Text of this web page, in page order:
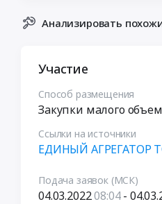
Анализировать
Участие
Способ размещения
Закупки малого
Ссылки на источники
ЕДИНЫЙ АГРЕГАТОР
Подача заявок (МСК)
04.03.202208:04-